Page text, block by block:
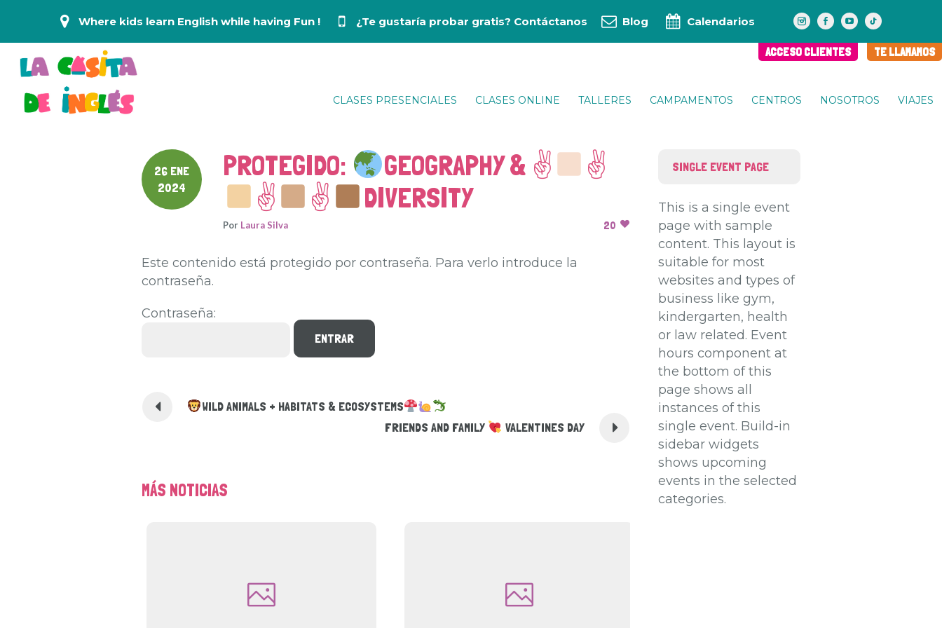
Where kids learn English while having Fun ! ¿Te gustaría probar gratis? Contáctanos Blog Calendarios
ACCESO CLIENTES TE LLAMAMOS
CLASES PRESENCIALES CLASES ONLINE TALLERES CAMPAMENTOS CENTROS NOSOTROS VIAJES
26 ENE
2024
PROTEGIDO: GEOGRAPHY & ✌
✌
✌
✌ DIVERSITY
Por Laura Silva 20
Este contenido está protegido por contraseña. Para verlo introduce la
contraseña.
Contraseña:
WILD ANIMALS + HABITATS & ECOSYSTEMS
FRIENDS AND FAMILY
VALENTINES DAY
MÁS NOTICIAS
SINGLE EVENT PAGE
This is a single event
page with sample
content. This layout is
suitable for most
websites and types of
business like gym,
kindergarten, health
or law related. Event
hours component at
the bottom of this
page shows all
instances of this
single event. Build-in
sidebar widgets
shows upcoming
events in the selected
categories.